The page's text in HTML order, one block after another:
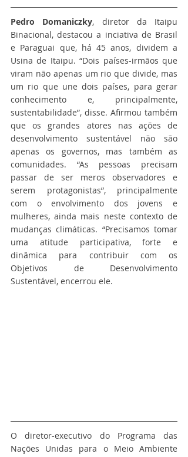
Pedro Domaniczky, diretor da Itaipu
Binacional, destacou a inciativa de Brasil
e Paraguai que, há 45 anos, dividem a
Usina de Itaipu. “Dois países-irmãos que
viram não apenas um rio que divide, mas
um rio que une dois países, para gerar
conhecimento e, principalmente,
sustentabilidade”, disse. Afirmou também
que os grandes atores nas ações de
desenvolvimento sustentável não são
apenas os governos, mas também as
comunidades. “As pessoas precisam
passar de ser meros observadores e
serem protagonistas”, principalmente
com o envolvimento dos jovens e
mulheres, ainda mais neste contexto de
mudanças climáticas. “Precisamos tomar
uma atitude participativa, forte e
dinâmica para contribuir com os
Objetivos de Desenvolvimento
Sustentável, encerrou ele.
O diretor-executivo do Programa das
Nações Unidas para o Meio Ambiente